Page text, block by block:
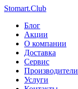
Stomart.Club
Блог
Акции
О компании
Доставка
Сервис
Производители
Услуги